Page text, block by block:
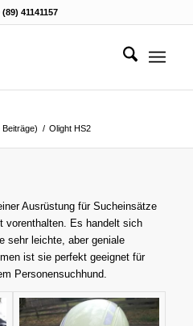
41141157
Beiträge) / Olight HS2
Ausrüstung für Sucheinsätze
vorenthalten. Es handelt sich
sehr leichte, aber geniale
ist sie perfekt geeignet für
Personensuchhund.